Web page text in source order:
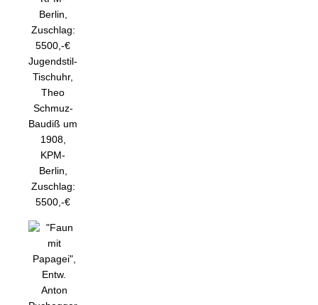
Jugendstil-
Tischuhr,
Theo
Schmuz-
Baudiß um
1908,
KPM-
Berlin,
Zuschlag:
5500,-€